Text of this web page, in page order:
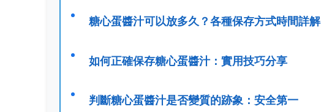
糖心蛋醬汁可以放多久？各種保存方式時間詳解
如何正確保存糖心蛋醬汁：實用技巧分享
判斷糖心蛋醬汁是否變質的跡象：安全第一